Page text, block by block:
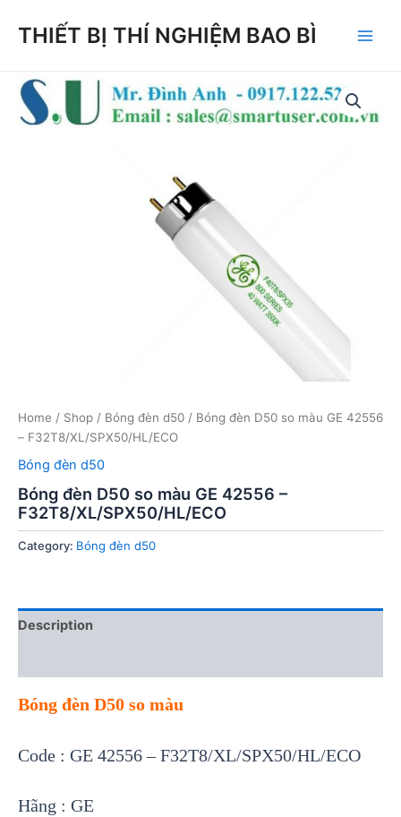
THIẾT BỊ THÍ NGHIỆM BAO BÌ
Home / Shop / Bóng đèn d50 / Bóng đèn D50 so màu GE 42556
– F32T8/XL/SPX50/HL/ECO
Bóng đèn d50
Bóng đèn D50 so màu GE 42556 –
F32T8/XL/SPX50/HL/ECO
Category: Bóng đèn d50
Description
Bóng đèn D50 so màu
Code : GE 42556 – F32T8/XL/SPX50/HL/ECO
Hãng : GE